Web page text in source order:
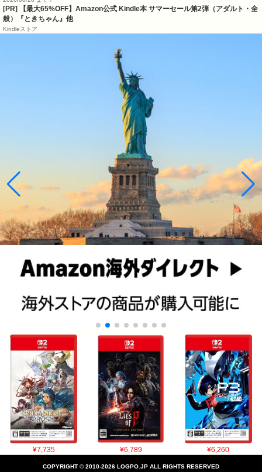
[PR]
【最大65%OFF】Amazon公式 Kindle本 サマーセール第2弾（アダルト・全
般）『ときちゃん』他
Kindleストア
¥7,735 ¥6,789 ¥6,260
COPYRIGHT © 2010-2026 LOGPO.JP ALL RIGHTS RESERVED